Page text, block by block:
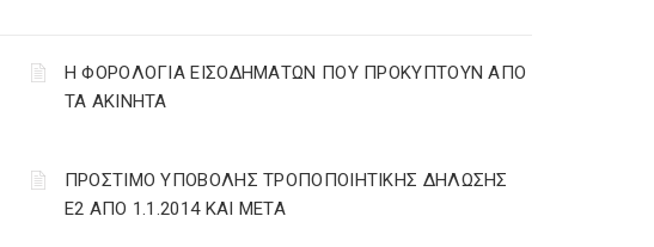
Η ΦΟΡΟΛΟΓΙΑ ΕΙΣΟΔΗΜΑΤΩΝ ΠΟΥ ΠΡΟΚΥΠΤΟΥΝ ΑΠΟ
ΤΑ ΑΚΙΝΗΤΑ
ΠΡΟΣΤΙΜΟ ΥΠΟΒΟΛΗΣ ΤΡΟΠΟΠΟΙΗΤΙΚΗΣ ΔΗΛΩΣΗΣ
Ε2 ΑΠΟ 1.1.2014 ΚΑΙ ΜΕΤΑ